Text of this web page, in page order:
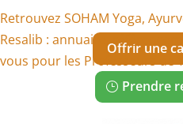
Offrir une
Prendre
Retrouvez SOHAM Yoga,
Resalib : annuaire,
vous pour les Professeurs de